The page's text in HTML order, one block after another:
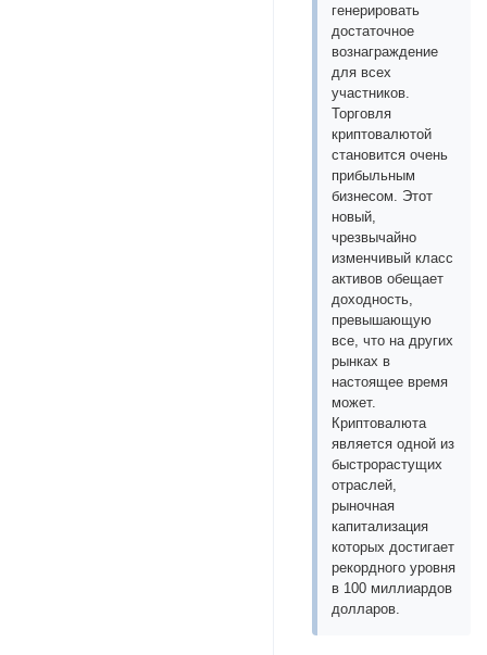
генерировать
достаточное
вознаграждение
для всех
участников.
Торговля
криптовалютой
становится очень
прибыльным
бизнесом. Этот
новый,
чрезвычайно
изменчивый класс
активов обещает
доходность,
превышающую
все, что на других
рынках в
настоящее время
может.
Криптовалюта
является одной из
быстрорастущих
отраслей,
рыночная
капитализация
которых достигает
рекордного уровня
в 100 миллиардов
долларов.